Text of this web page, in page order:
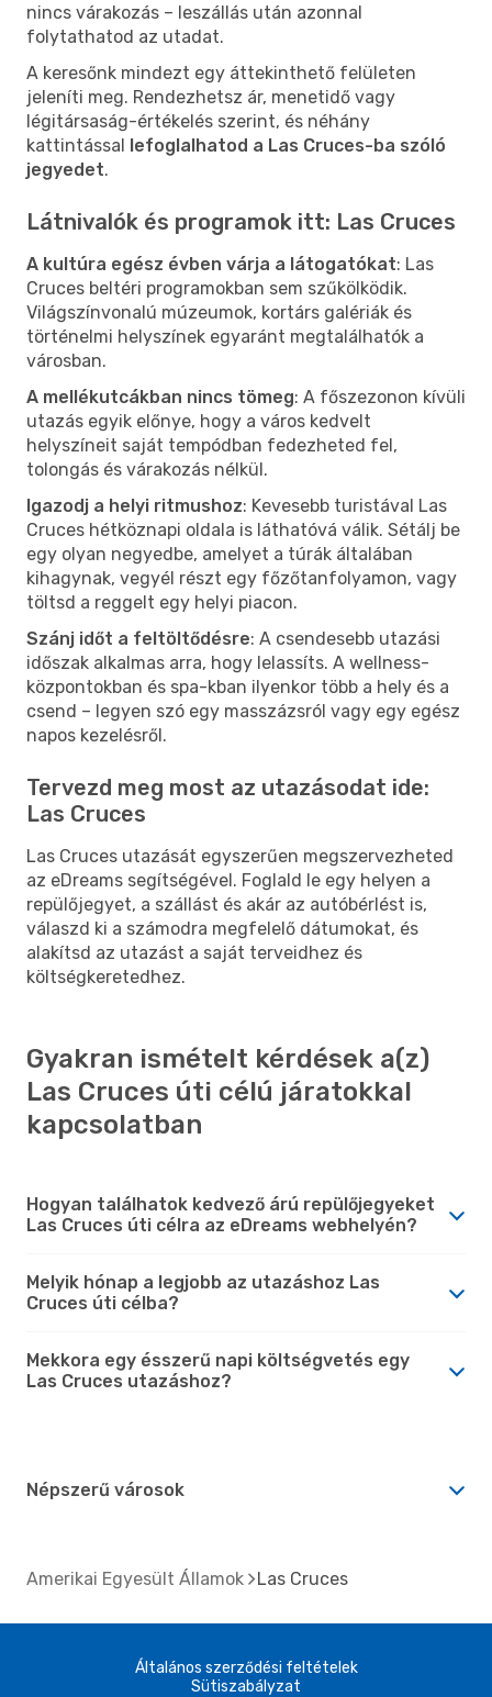
nincs várakozás – leszállás után azonnal
folytathatod az utadat.
A keresőnk mindezt egy áttekinthető felületen
jeleníti meg. Rendezhetsz ár, menetidő vagy
légitársaság-értékelés szerint, és néhány
kattintással lefoglalhatod a Las Cruces-ba szóló
jegyedet.
Látnivalók és programok itt: Las Cruces
A kultúra egész évben várja a látogatókat: Las
Cruces beltéri programokban sem szűkölködik.
Világszínvonalú múzeumok, kortárs galériák és
történelmi helyszínek egyaránt megtalálhatók a
városban.
A mellékutcákban nincs tömeg: A főszezonon kívüli
utazás egyik előnye, hogy a város kedvelt
helyszíneit saját tempódban fedezheted fel,
tolongás és várakozás nélkül.
Igazodj a helyi ritmushoz: Kevesebb turistával Las
Cruces hétköznapi oldala is láthatóvá válik. Sétálj be
egy olyan negyedbe, amelyet a túrák általában
kihagynak, vegyél részt egy főzőtanfolyamon, vagy
töltsd a reggelt egy helyi piacon.
Szánj időt a feltöltődésre: A csendesebb utazási
időszak alkalmas arra, hogy lelassíts. A wellness-
központokban és spa-kban ilyenkor több a hely és a
csend – legyen szó egy masszázsról vagy egy egész
napos kezelésről.
Tervezd meg most az utazásodat ide:
Las Cruces
Las Cruces utazását egyszerűen megszervezheted
az eDreams segítségével. Foglald le egy helyen a
repülőjegyet, a szállást és akár az autóbérlést is,
válaszd ki a számodra megfelelő dátumokat, és
alakítsd az utazást a saját terveidhez és
költségkeretedhez.
Gyakran ismételt kérdések a(z)
Las Cruces úti célú járatokkal
kapcsolatban
Hogyan találhatok kedvező árú repülőjegyeket
Las Cruces úti célra az eDreams webhelyén?
Melyik hónap a legjobb az utazáshoz Las
Cruces úti célba?
Mekkora egy ésszerű napi költségvetés egy
Las Cruces utazáshoz?
Népszerű városok
Amerikai Egyesült Államok Las Cruces
Általános szerződési feltételek
Sütiszabályzat